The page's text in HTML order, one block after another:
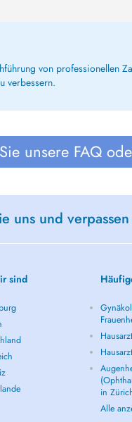
von professionellen
verbessern.
unsere FAQ
uns und
sind
in
Alle